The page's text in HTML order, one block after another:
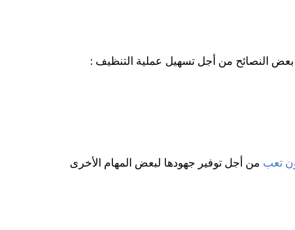
النصائح من أجل تسهيل عملية التنظيف :
تعب من أجل توفير جهودها لبعض المهام الأخرى